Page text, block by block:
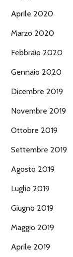
Aprile 2020
Marzo 2020
Febbraio 2020
Gennaio 2020
Dicembre 2019
Novembre 2019
Ottobre 2019
Settembre 2019
Agosto 2019
Luglio 2019
Giugno 2019
Maggio 2019
Aprile 2019